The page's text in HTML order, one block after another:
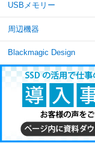
USBメモリー
周辺機器
Blackmagic Design